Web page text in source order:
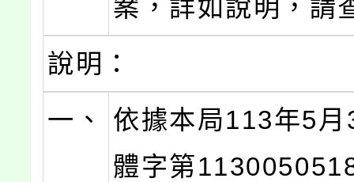
案，詳如說明，請
說明：
一、
依據本局113年5
體字第